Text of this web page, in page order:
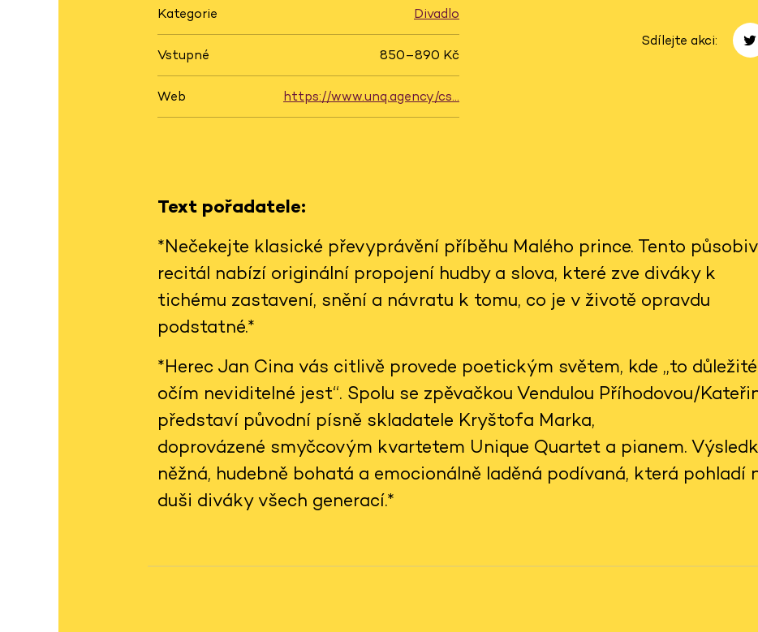
Kategorie Divadlo
Vstupné 850–890 Kč
Web https://www.unq.agency/cs…
Sdílejte akci:
Text pořadatele:
*Nečekejte klasické převyprávění příběhu Malého prince. Tento
recitál nabízí originální propojení hudby a slova, které zve diváky k
tichému zastavení, snění a návratu k tomu, co je v životě opravdu
podstatné.*
*Herec Jan Cina vás citlivě provede poetickým světem, kde „to důležité
očím neviditelné jest“. Spolu se zpěvačkou Vendulou Příhodovou/
představí původní písně skladatele Kryštofa Marka,
doprovázené smyčcovým kvartetem Unique Quartet a pianem.
něžná, hudebně bohatá a emocionálně laděná podívaná, která pohladí
duši diváky všech generací.*